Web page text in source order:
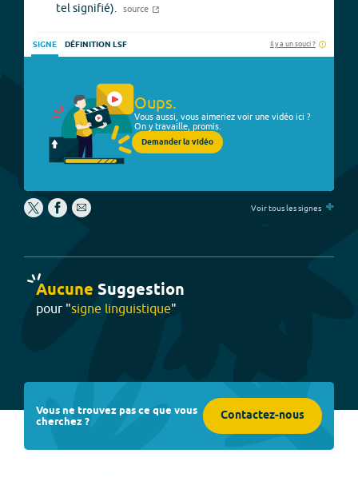
tel signifié).
source
SIGNE DÉFINITION LSF Il y a un souci ?
Oups.
Vous aussi, vous aimeriez voir une vidéo ici ?
On y travaille, promis.
Demander la vidéo
Voir tous les signes +
Aucune Suggestion
pour "signe linguistique"
Vous ne trouvez pas ce que vous
cherchez ? Contactez-nous